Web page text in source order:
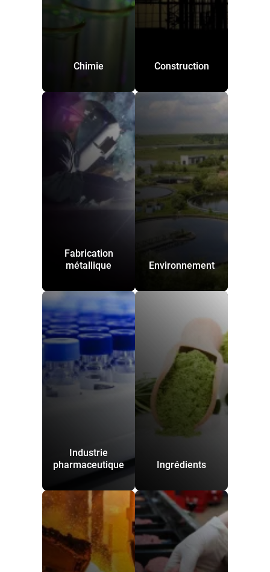
Chimie Construction
Fabrication
métallique
Environnement
Industrie
pharmaceutique
Ingrédients